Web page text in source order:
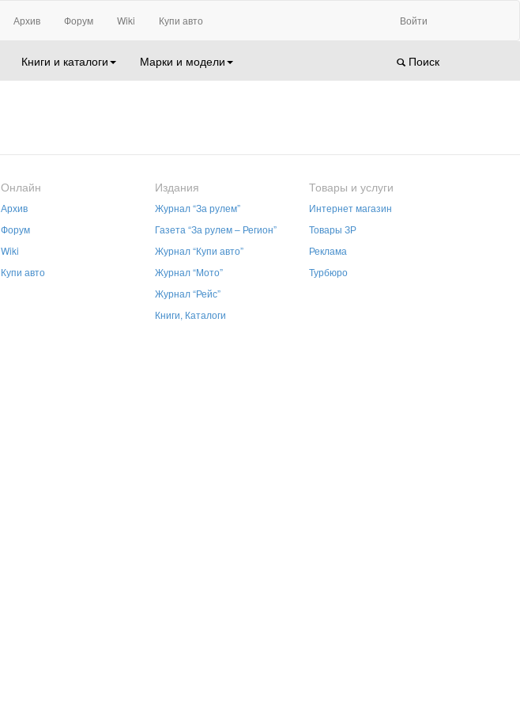
Архив Форум Wiki Купи авто Войти
Книги и каталоги Марки и модели Поиск
Онлайн
Архив
Форум
Wiki
Купи авто
Издания
Журнал “За рулем”
Газета “За рулем – Регион”
Журнал “Купи авто”
Журнал “Мото”
Журнал “Рейс”
Книги, Каталоги
Товары и услуги
Интернет магазин
Товары ЗР
Реклама
Турбюро